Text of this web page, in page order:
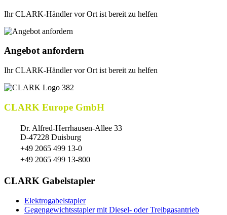
Ihr CLARK-Händler vor Ort ist bereit zu helfen
Angebot anfordern
Ihr CLARK-Händler vor Ort ist bereit zu helfen
CLARK Europe GmbH
Dr. Alfred-Herrhausen-Allee 33
D-47228 Duisburg
+49 2065 499 13-0
+49 2065 499 13-800
CLARK Gabelstapler
Elektrogabelstapler
Gegengewichtsstapler mit Diesel- oder Treibgasantrieb